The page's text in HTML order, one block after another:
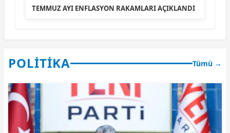
TEMMUZ AYI ENFLASYON RAKAMLARI AÇIKLANDI
POLİTİKA Tümü →